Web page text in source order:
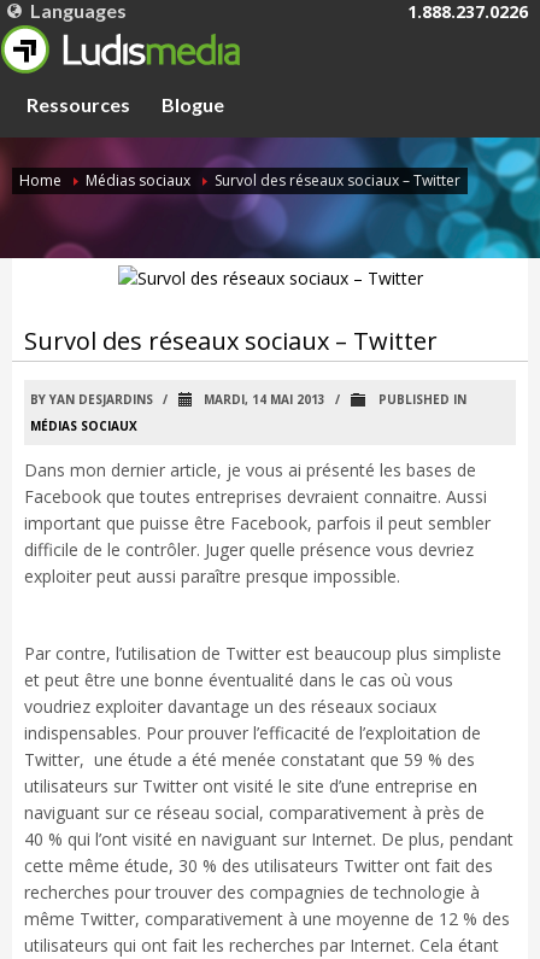
1.888.237.0226
Languages
FRANÇAIS
ENGLISH
Ressources Blogue
Home Médias sociaux Survol des réseaux sociaux – Twitter
Survol des réseaux sociaux – Twitter
BY YAN DESJARDINS / MARDI, 14 MAI 2013 /
PUBLISHED IN
MÉDIAS SOCIAUX
Dans mon dernier article, je vous ai présenté les bases de
Facebook que toutes entreprises devraient connaitre. Aussi
important que puisse être Facebook, parfois il peut sembler
difficile de le contrôler. Juger quelle présence vous devriez
exploiter peut aussi paraître presque impossible.
Par contre, l’utilisation de Twitter est beaucoup plus simpliste
et peut être une bonne éventualité dans le cas où vous
voudriez exploiter davantage un des réseaux sociaux
indispensables. Pour prouver l’efficacité de l’exploitation de
Twitter, une étude a été menée constatant que 59 % des
utilisateurs sur Twitter ont visité le site d’une entreprise en
naviguant sur ce réseau social, comparativement à près de
40 % qui l’ont visité en naviguant sur Internet. De plus, pendant
cette même étude, 30 % des utilisateurs Twitter ont fait des
recherches pour trouver des compagnies de technologie à
même Twitter, comparativement à une moyenne de 12 % des
utilisateurs qui ont fait les recherches par Internet. Cela étant